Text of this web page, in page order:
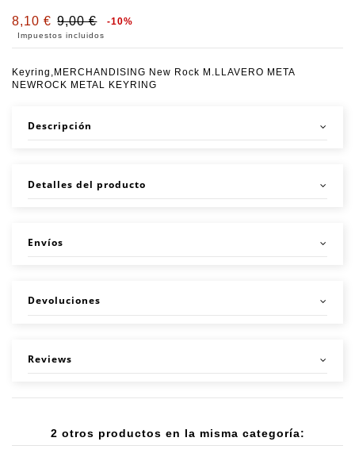
8,10 € 9,00 € -10%
Impuestos incluidos
Keyring,MERCHANDISING New Rock M.LLAVERO META
NEWROCK METAL KEYRING
Descripción
Detalles del producto
Envíos
Devoluciones
Reviews
2 otros productos en la misma categoría: